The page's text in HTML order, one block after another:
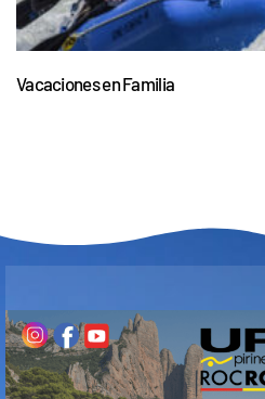
Vacaciones en Familia